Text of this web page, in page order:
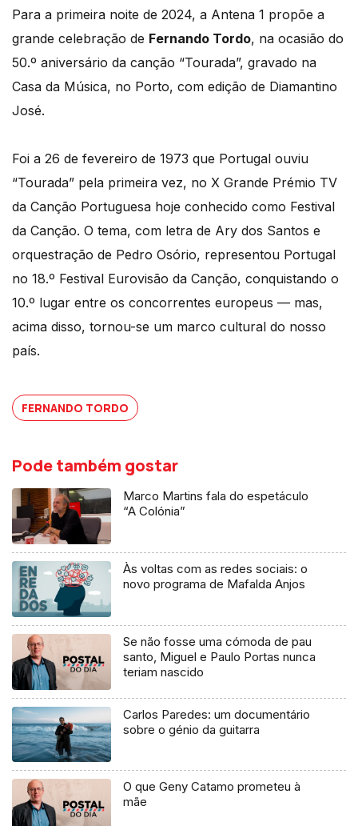
Para a primeira noite de 2024, a Antena 1 propõe a
grande celebração de Fernando Tordo, na ocasião do
50.º aniversário da canção “Tourada”, gravado na
Casa da Música, no Porto, com edição de Diamantino
José.
Foi a 26 de fevereiro de 1973 que Portugal ouviu
“Tourada” pela primeira vez, no X Grande Prémio TV
da Canção Portuguesa hoje conhecido como Festival
da Canção. O tema, com letra de Ary dos Santos e
orquestração de Pedro Osório, representou Portugal
no 18.º Festival Eurovisão da Canção, conquistando o
10.º lugar entre os concorrentes europeus — mas,
acima disso, tornou-se um marco cultural do nosso
país.
FERNANDO TORDO
Pode também gostar
Marco Martins fala do espetáculo
“A Colónia”
Às voltas com as redes sociais: o
novo programa de Mafalda Anjos
Se não fosse uma cómoda de pau
santo, Miguel e Paulo Portas nunca
teriam nascido
Carlos Paredes: um documentário
sobre o génio da guitarra
O que Geny Catamo prometeu à
mãe